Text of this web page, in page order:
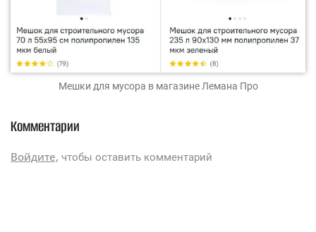
Мешки для мусора в магазине Лемана Про
Комментарии
Войдите, чтобы оставить комментарий